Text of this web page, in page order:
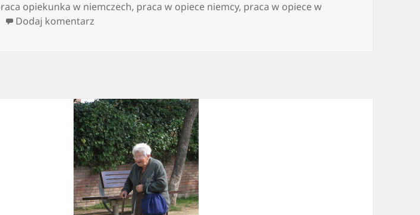
opiekunka w niemczech, praca w opiece niemcy, praca w opiece w
Dodaj komentarz